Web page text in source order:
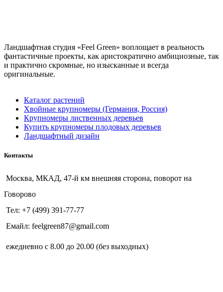
Ландшафтная студия «Feel Green» воплощает в реальность
фантастичные проекты, как аристократично амбициозные, так
и практично скромные, но изысканные и всегда
оригинальные.
Каталог растений
Хвойные крупномеры (Германия, Россия)
Крупномеры лиственных деревьев
Купить крупномеры плодовых деревьев
Ландшафтный дизайн
Контакты
Москва, МКАД, 47-й км внешняя сторона, поворот на
Говорово
Тел: +7 (499) 391-77-77
Емайл: feelgreen87@gmail.com
ежедневно с 8.00 до 20.00 (без выходных)